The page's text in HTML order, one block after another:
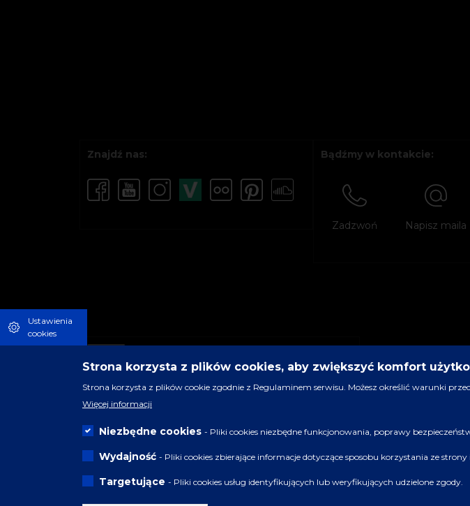
Znajdź nas: Bądźmy w kontakcie:
Zadzwoń Napisz maila
Ustawienia
cookies
Strona korzysta z plików cookies, aby zwiększyć komfort
Strona korzysta z plików cookie zgodnie z Regulaminem serwisu. Możesz określić warunki
Więcej informacji
Niezbędne cookies - Pliki cookies niezbędne funkcjonowania, poprawy
Wydajność - Pliki cookies zbierające informacje dotyczące sposobu korzystania ze
Targetujące - Pliki cookies usług identyfikujących lub weryfikujących udzielone zgody.